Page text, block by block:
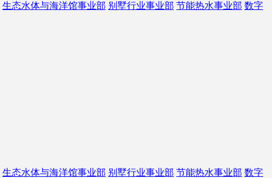
生态水体与海洋馆事业部 别墅行业事业部 节能热水事业部 数字
生态水体与海洋馆事业部 别墅行业事业部 节能热水事业部 数字